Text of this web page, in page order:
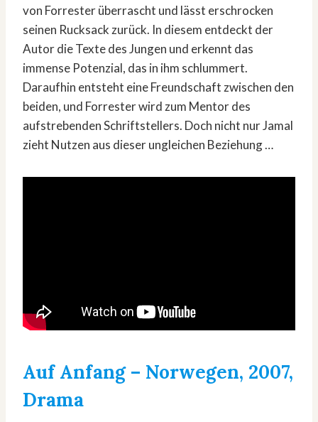
von Forrester überrascht und lässt erschrocken
seinen Rucksack zurück. In diesem entdeckt der
Autor die Texte des Jungen und erkennt das
immense Potenzial, das in ihm schlummert.
Daraufhin entsteht eine Freundschaft zwischen den
beiden, und Forrester wird zum Mentor des
aufstrebenden Schriftstellers. Doch nicht nur Jamal
zieht Nutzen aus dieser ungleichen Beziehung …
Auf Anfang – Norwegen, 2007,
Drama